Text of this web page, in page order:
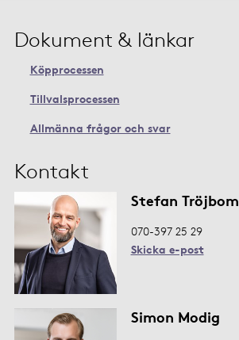
Dokument & länkar
Köpprocessen
Tillvalsprocessen
Allmänna frågor och svar
Kontakt
Stefan Tröjbom
070-397 25 29
Skicka e-post
Simon Modig